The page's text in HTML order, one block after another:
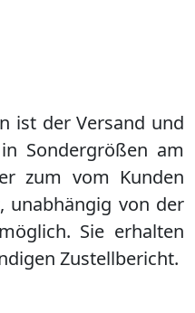
ist der Versand und
Sondergrößen am
zum vom Kunden
unabhängig von der
Sie erhalten
Zustellbericht.